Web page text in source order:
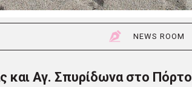
NEWS ROOM
και Αγ. Σπυρίδωνα στο Πόρτο